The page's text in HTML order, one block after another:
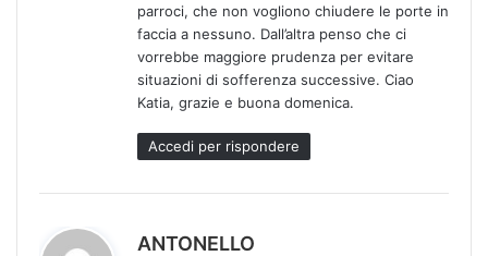
parroci, che non vogliono chiudere le porte in
faccia a nessuno. Dall’altra penso che ci
vorrebbe maggiore prudenza per evitare
situazioni di sofferenza successive. Ciao
Katia, grazie e buona domenica.
Accedi per rispondere
ANTONELLO